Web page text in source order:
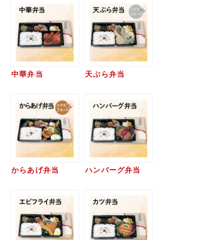
中華弁当 天ぷら弁当
からあげ弁当 ハンバーグ弁当